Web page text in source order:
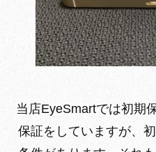
当店EyeSmartでは初期
保証をしていますが、